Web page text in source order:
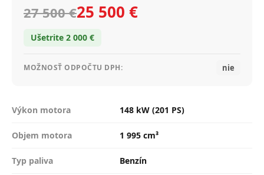
27 500 €25 500 €
Ušetrite 2 000 €
MOŽNOSŤ ODPOČTU DPH: nie
Výkon motora 148 kW (201 PS)
Objem motora 1 995 cm³
Typ paliva Benzín